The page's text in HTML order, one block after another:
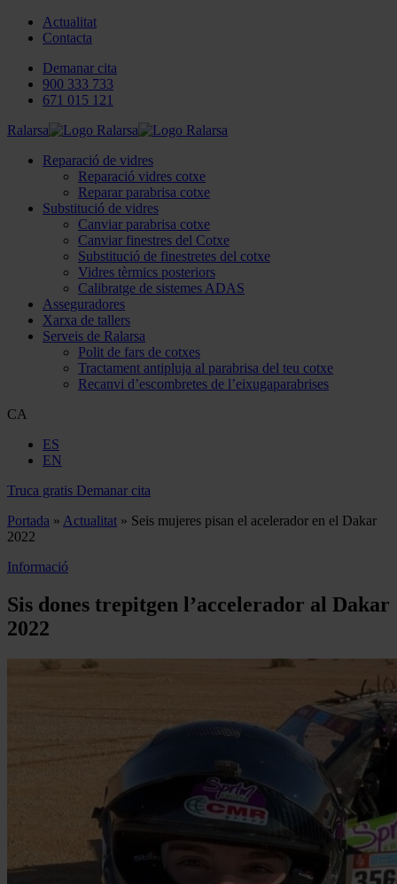
Actualitat
Contacta
Demanar cita
900 333 733
671 015 121
Ralarsa
Reparació de vidres
Reparació vidres cotxe
Reparar parabrisa cotxe
Substitució de vidres
Canviar parabrisa cotxe
Canviar finestres del Cotxe
Substitució de finestretes del cotxe
Vidres tèrmics posteriors
Calibratge de sistemes ADAS
Asseguradores
Xarxa de tallers
Serveis de Ralarsa
Polit de fars de cotxes
Tractament antipluja al parabrisa del teu cotxe
Recanvi d’escombretes de l’eixugaparabrises
CA
ES
EN
Truca gratis Demanar cita
Portada » Actualitat » Seis mujeres pisan el acelerador en el Dakar
2022
Informació
Sis dones trepitgen l’accelerador al Dakar
2022